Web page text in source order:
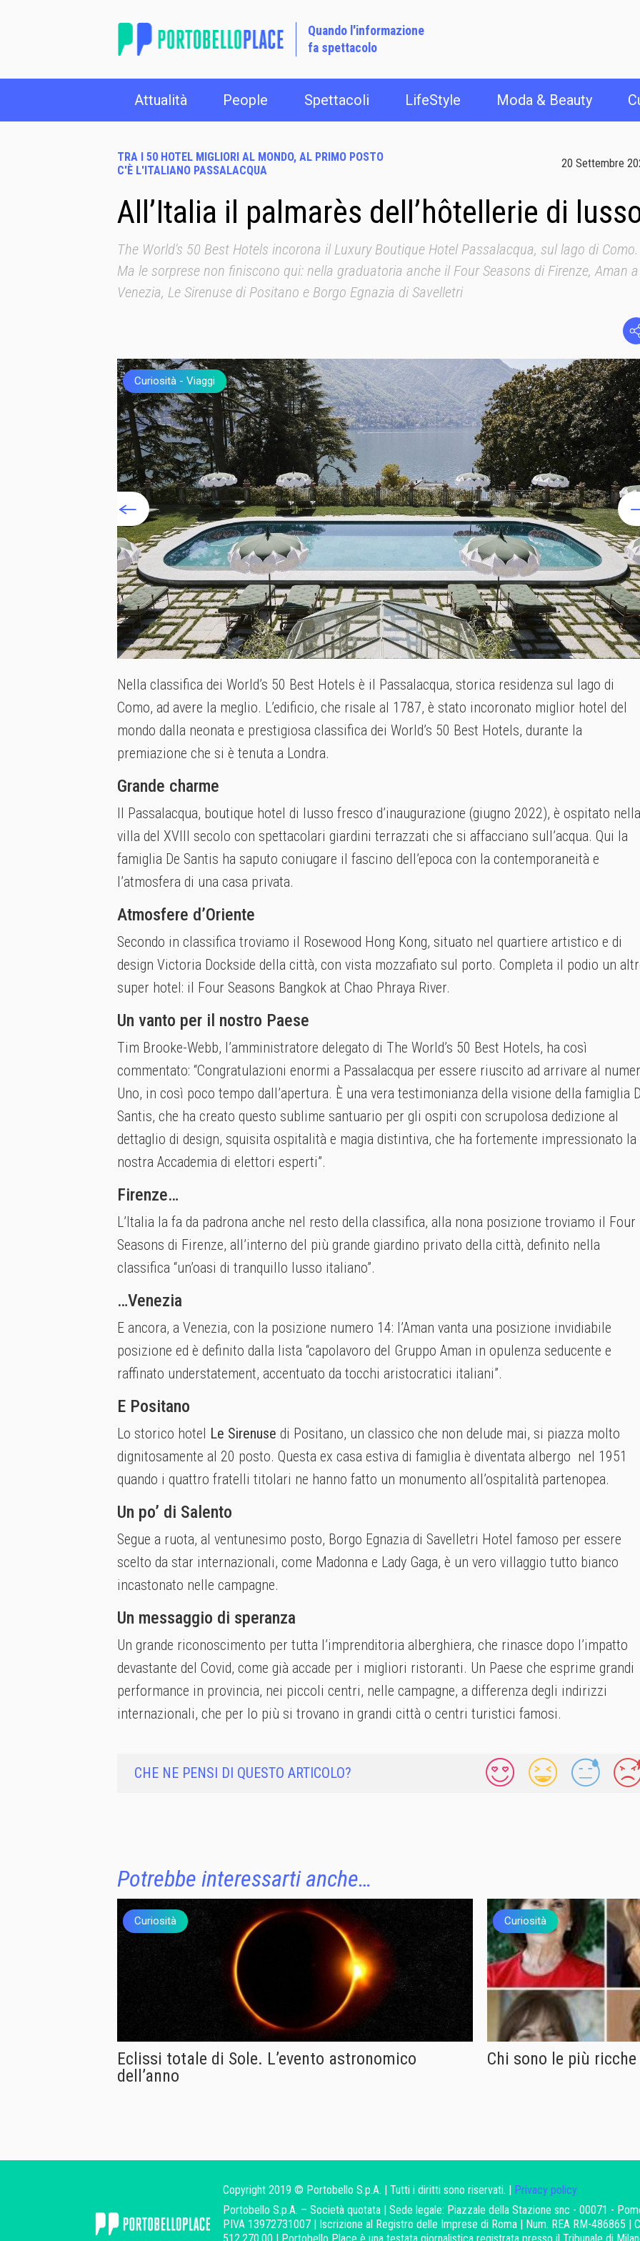
Quando l'informazione
fa spettacolo
Attualità People Spettacoli LifeStyle Moda & Beauty
TRA I 50 HOTEL MIGLIORI AL MONDO, AL PRIMO POSTO
C'È L'ITALIANO PASSALACQUA
20 Settembre
All’Italia il palmarès dell’hôtellerie di
The World's 50 Best Hotels incorona il Luxury Boutique Hotel Passalacqua, sul lago di Como.
Ma le sorprese non finiscono qui: nella graduatoria anche il Four Seasons di Firenze, Aman a
Venezia, Le Sirenuse di Positano e Borgo Egnazia di Savelletri
Curiosità Viaggi
Nella classifica dei World’s 50 Best Hotels è il Passalacqua, storica residenza sul lago di
Como, ad avere la meglio. L’edificio, che risale al 1787, è stato incoronato miglior hotel del
mondo dalla neonata e prestigiosa classifica dei World’s 50 Best Hotels, durante la
premiazione che si è tenuta a Londra.
Grande charme
Il Passalacqua, boutique hotel di lusso fresco d’inaugurazione (giugno 2022), è ospitato nella
villa del XVIII secolo con spettacolari giardini terrazzati che si affacciano sull’acqua. Qui la
famiglia De Santis ha saputo coniugare il fascino dell’epoca con la contemporaneità e
l’atmosfera di una casa privata.
Atmosfere d’Oriente
Secondo in classifica troviamo il Rosewood Hong Kong, situato nel quartiere artistico e di
design Victoria Dockside della città, con vista mozzafiato sul porto. Completa il podio un
super hotel: il Four Seasons Bangkok at Chao Phraya River.
Un vanto per il nostro Paese
Tim Brooke-Webb, l’amministratore delegato di The World’s 50 Best Hotels, ha così
commentato: “Congratulazioni enormi a Passalacqua per essere riuscito ad arrivare al
Uno, in così poco tempo dall’apertura. È una vera testimonianza della visione della famiglia
Santis, che ha creato questo sublime santuario per gli ospiti con scrupolosa dedizione al
dettaglio di design, squisita ospitalità e magia distintiva, che ha fortemente impressionato la
nostra Accademia di elettori esperti”.
Firenze…
L’Italia la fa da padrona anche nel resto della classifica, alla nona posizione troviamo il Four
Seasons di Firenze, all’interno del più grande giardino privato della città, definito nella
classifica “un’oasi di tranquillo lusso italiano”.
…Venezia
E ancora, a Venezia, con la posizione numero 14: l’Aman vanta una posizione invidiabile
posizione ed è definito dalla lista “capolavoro del Gruppo Aman in opulenza seducente e
raffinato understatement, accentuato da tocchi aristocratici italiani”.
E Positano
Lo storico hotel Le Sirenuse di Positano, un classico che non delude mai, si piazza molto
dignitosamente al 20 posto. Questa ex casa estiva di famiglia è diventata albergo nel 1951
quando i quattro fratelli titolari ne hanno fatto un monumento all’ospitalità partenopea.
Un po’ di Salento
Segue a ruota, al ventunesimo posto, Borgo Egnazia di Savelletri Hotel famoso per essere
scelto da star internazionali, come Madonna e Lady Gaga, è un vero villaggio tutto bianco
incastonato nelle campagne.
Un messaggio di speranza
Un grande riconoscimento per tutta l’imprenditoria alberghiera, che rinasce dopo l’impatto
devastante del Covid, come già accade per i migliori ristoranti. Un Paese che esprime grandi
performance in provincia, nei piccoli centri, nelle campagne, a differenza degli indirizzi
internazionali, che per lo più si trovano in grandi città o centri turistici famosi.
CHE NE PENSI DI QUESTO ARTICOLO?
Potrebbe interessarti anche…
Curiosità
Eclissi totale di Sole. L’evento astronomico
dell’anno
Curiosità
Chi sono le più
Copyright 2019 © Portobello S.p.A. | Tutti i diritti sono riservati. | Privacy policy
Portobello S.p.A. – Società quotata | Sede legale: Piazzale della Stazione snc - 00071 -
PIVA 13972731007 | Iscrizione al Registro delle Imprese di Roma | Num. REA RM-486865 |
512.270,00 | Portobello Place è una testata giornalistica registrata presso il Tribunale di